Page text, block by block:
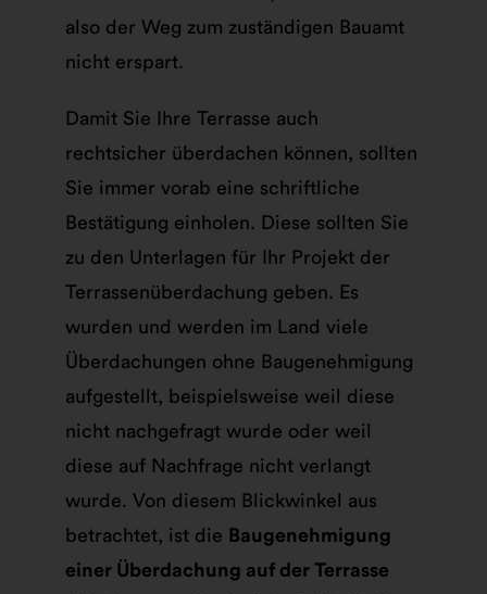
also der Weg zum zuständigen Bauamt
nicht erspart.
Damit Sie Ihre Terrasse auch
rechtsicher überdachen können, sollten
Sie immer vorab eine schriftliche
Bestätigung einholen. Diese sollten Sie
zu den Unterlagen für Ihr Projekt der
Terrassenüberdachung geben. Es
wurden und werden im Land viele
Überdachungen ohne Baugenehmigung
aufgestellt, beispielsweise weil diese
nicht nachgefragt wurde oder weil
diese auf Nachfrage nicht verlangt
wurde. Von diesem Blickwinkel aus
betrachtet, ist die Baugenehmigung
einer Überdachung auf der Terrasse